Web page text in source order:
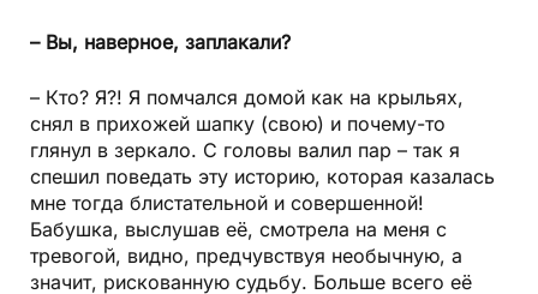
– Вы, наверное, заплакали?
– Кто? Я?! Я помчался домой как на крыльях,
снял в прихожей шапку (свою) и почему-то
глянул в зеркало. С головы валил пар – так я
спешил поведать эту историю, которая казалась
мне тогда блистательной и совершенной!
Бабушка, выслушав её, смотрела на меня с
тревогой, видно, предчувствуя необычную, а
значит, рискованную судьбу. Больше всего её